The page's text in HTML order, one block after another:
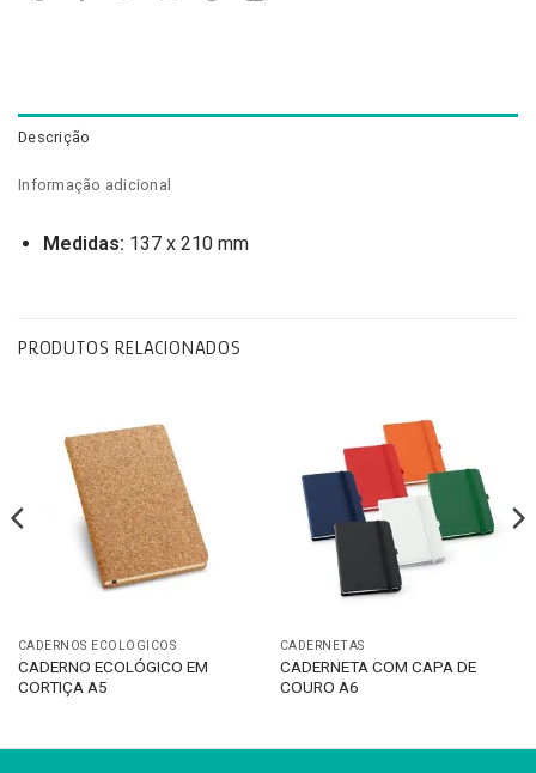
Descrição
Informação adicional
Medidas: 137 x 210 mm
PRODUTOS RELACIONADOS
CADERNOS ECOLÓGICOS
CADERNO ECOLÓGICO EM
CORTIÇA A5
CADERNETAS
CADERNETA COM CAPA DE
COURO A6